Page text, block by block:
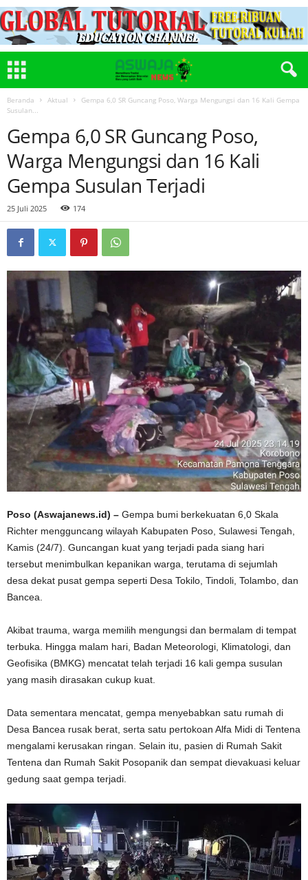
Beranda Aktual
Gempa 6,0 SR Guncang Poso, Warga Mengungsi dan 16 Kali Gempa
Susulan...
Gempa 6,0 SR Guncang Poso,
Warga Mengungsi dan 16 Kali
Gempa Susulan Terjadi
25 Juli 2025 174
Poso (Aswajanews.id) – Gempa bumi berkekuatan 6,0 Skala
Richter mengguncang wilayah Kabupaten Poso, Sulawesi Tengah,
Kamis (24/7). Guncangan kuat yang terjadi pada siang hari
tersebut menimbulkan kepanikan warga, terutama di sejumlah
desa dekat pusat gempa seperti Desa Tokilo, Tindoli, Tolambo, dan
Bancea.
Akibat trauma, warga memilih mengungsi dan bermalam di tempat
terbuka. Hingga malam hari, Badan Meteorologi, Klimatologi, dan
Geofisika (BMKG) mencatat telah terjadi 16 kali gempa susulan
yang masih dirasakan cukup kuat.
Data sementara mencatat, gempa menyebabkan satu rumah di
Desa Bancea rusak berat, serta satu pertokoan Alfa Midi di Tentena
mengalami kerusakan ringan. Selain itu, pasien di Rumah Sakit
Tentena dan Rumah Sakit Posopanik dan sempat dievakuasi keluar
gedung saat gempa terjadi.